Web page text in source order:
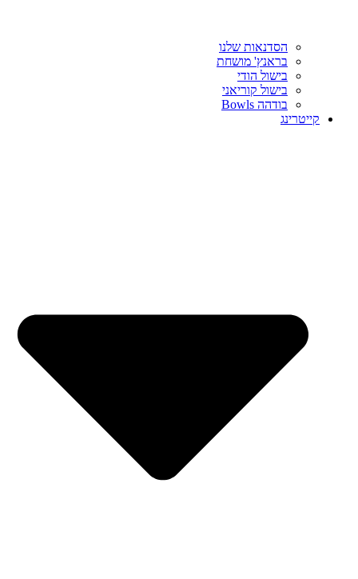
הסדנאות שלנו
בראנץ' מושחת
בישול הודי
בישול קוריאני
בודהה Bowls
קייטרינג